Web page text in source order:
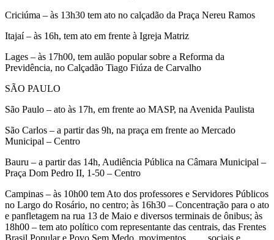
Criciúma – às 13h30 tem ato no calçadão da Praça Nereu Ramos
Itajaí – às 16h, tem ato em frente à Igreja Matriz
Lages – às 17h00, tem aulão popular sobre a Reforma da
Previdência, no Calçadão Tiago Fiúza de Carvalho
SÃO PAULO
São Paulo – ato às 17h, em frente ao MASP, na Avenida Paulista
São Carlos – a partir das 9h, na praça em frente ao Mercado
Municipal – Centro
Bauru – a partir das 14h, Audiência Pública na Câmara Municipal –
Praça Dom Pedro II, 1-50 – Centro
Campinas – às 10h00 tem Ato dos professores e Servidores Públicos
no Largo do Rosário, no centro; às 16h30 – Concentração para o ato
e panfletagem na rua 13 de Maio e diversos terminais de ônibus; às
18h00 – tem ato político com representante das centrais, das Frentes
Brasil Popular e Povo Sem Medo, movimentos sociais e